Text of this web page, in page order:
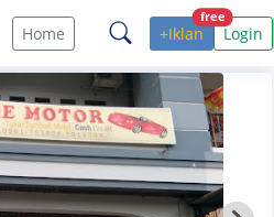
Home +Iklan
free
Login